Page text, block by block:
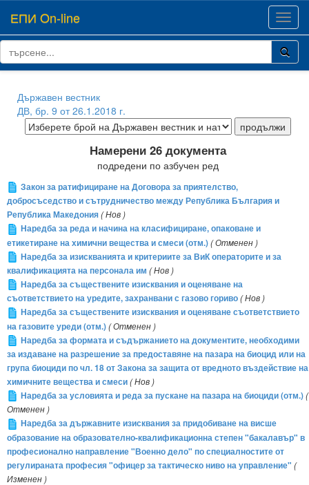
ЕПИ On-line
Държавен вестник
ДВ, бр. 9 от 26.1.2018 г.
Намерени 26 документа
подредени по азбучен ред
Закон за ратифициране на Договора за приятелство,
добросъседство и сътрудничество между Република България и
Република Македония( Нов )
Наредба за реда и начина на класифициране, опаковане и
етикетиране на химични вещества и смеси (отм.)( Отменен )
Наредба за изискванията и критериите за ВиК операторите и за
квалификацията на персонала им ( Нов )
Наредба за съществените изисквания и оценяване на
съответствието на уредите, захранвани с газово гориво( Нов )
Наредба за съществените изисквания и оценяване съответствието
на газовите уреди (отм.)( Отменен )
Наредба за формата и съдържанието на документите, необходими
за издаване на разрешение за предоставяне на пазара на биоцид или на
група биоциди по чл. 18 от Закона за защита от вредното въздействие на
химичните вещества и смеси( Нов )
Наредба за условията и реда за пускане на пазара на биоциди (отм.)(
Отменен )
Наредба за държавните изисквания за придобиване на висше
образование на образователно-квалификационна степен "бакалавър" в
професионално направление "Военно дело" по специалностите от
регулираната професия "офицер за тактическо ниво на управление" (
Изменен )